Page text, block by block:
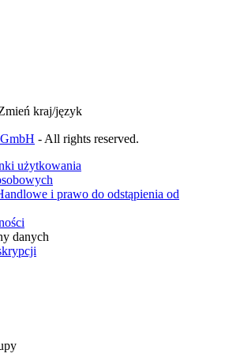
kraj/język
- All rights reserved.
użytkowania
i prawo do odstąpienia od
danych